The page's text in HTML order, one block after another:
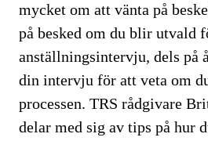
mycket om att vänta på
på besked om du blir utvald
anställningsintervju, dels på
din intervju för att veta om
processen. TRS rådgivare
delar med sig av tips på hur